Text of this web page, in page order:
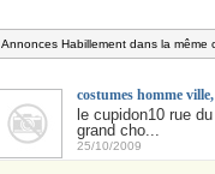
Annonces Habillement dans la même
costumes homme
le cupidon10 rue
grand cho...
25/10/2009